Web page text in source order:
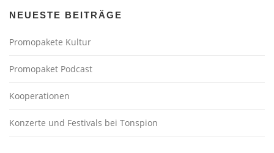
NEUESTE BEITRÄGE
Promopakete Kultur
Promopaket Podcast
Kooperationen
Konzerte und Festivals bei Tonspion